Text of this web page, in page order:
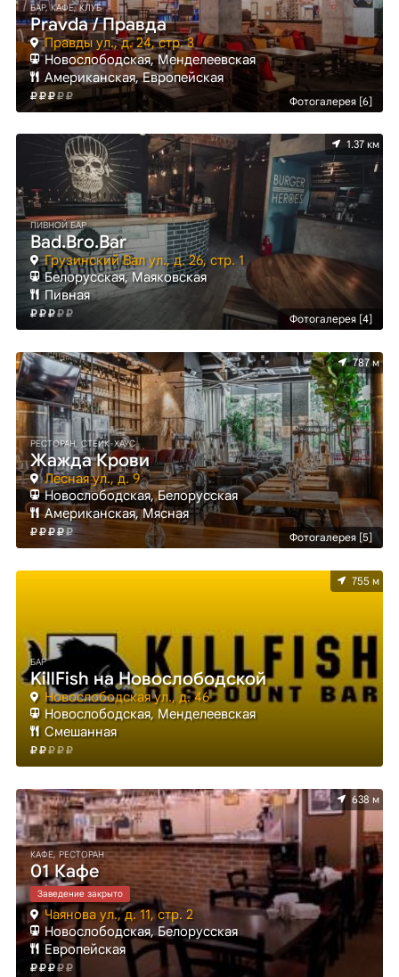
Фотогалерея [6]
БАР, КАФЕ, КЛУБ
Pravda / Правда
Правды ул., д. 24, стр. 3
Новослободская, Менделеевская
Американская, Европейская
Фотогалерея [4]
1.37 км
ПИВНОЙ БАР
Bad.Bro.Bar
Грузинский Вал ул., д. 26, стр. 1
Белорусская, Маяковская
Пивная
Фотогалерея [5]
787 м
РЕСТОРАН, СТЕЙК-ХАУС
Жажда Крови
Лесная ул., д. 9
Новослободская, Белорусская
Американская, Мясная
755 м
БАР
KillFish на Новослободской
Новослободская ул., д. 46
Новослободская, Менделеевская
Смешанная
638 м
КАФЕ, РЕСТОРАН
01 Кафе
Заведение закрыто
Чаянова ул., д. 11, стр. 2
Новослободская, Белорусская
Европейская